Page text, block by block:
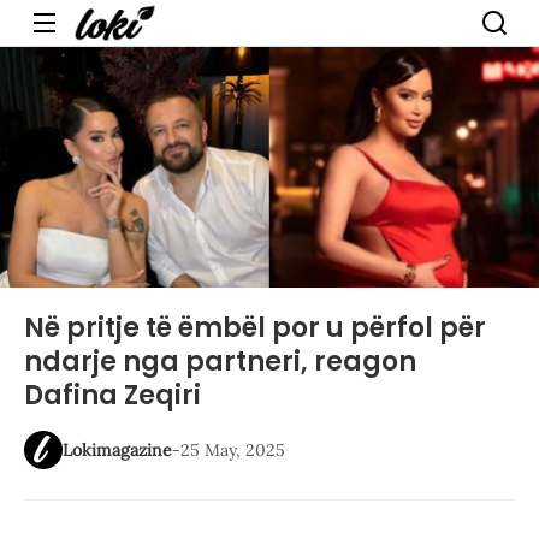
Menu
Në pritje të ëmbël por u përfol për
ndarje nga partneri, reagon
Dafina Zeqiri
Lokimagazine-25 May, 2025